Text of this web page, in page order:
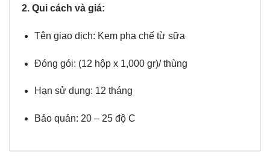
2. Qui cách và giá:
Tên giao dịch: Kem pha chế từ sữa
Đóng gói: (12 hộp x 1,000 gr)/ thùng
Hạn sử dụng: 12 tháng
Bảo quản: 20 – 25 độ C